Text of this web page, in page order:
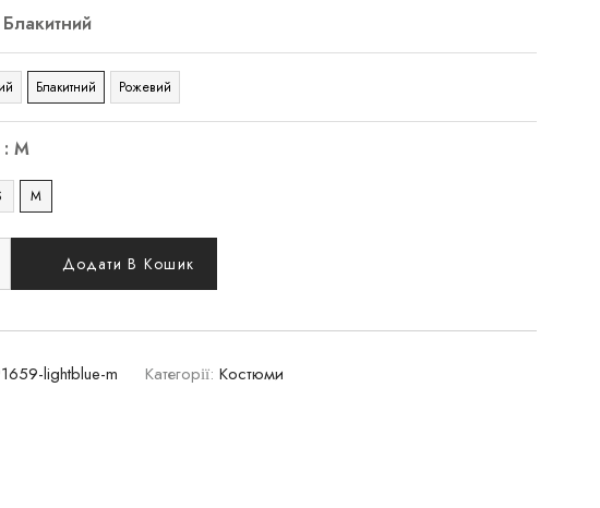
Блакитний
Блакитний Рожевий
: M
M
Додати В Кошик
lightblue-m Категорії: Костюми